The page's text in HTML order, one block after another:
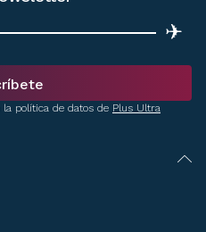
✈
política de datos de Plus Ultra